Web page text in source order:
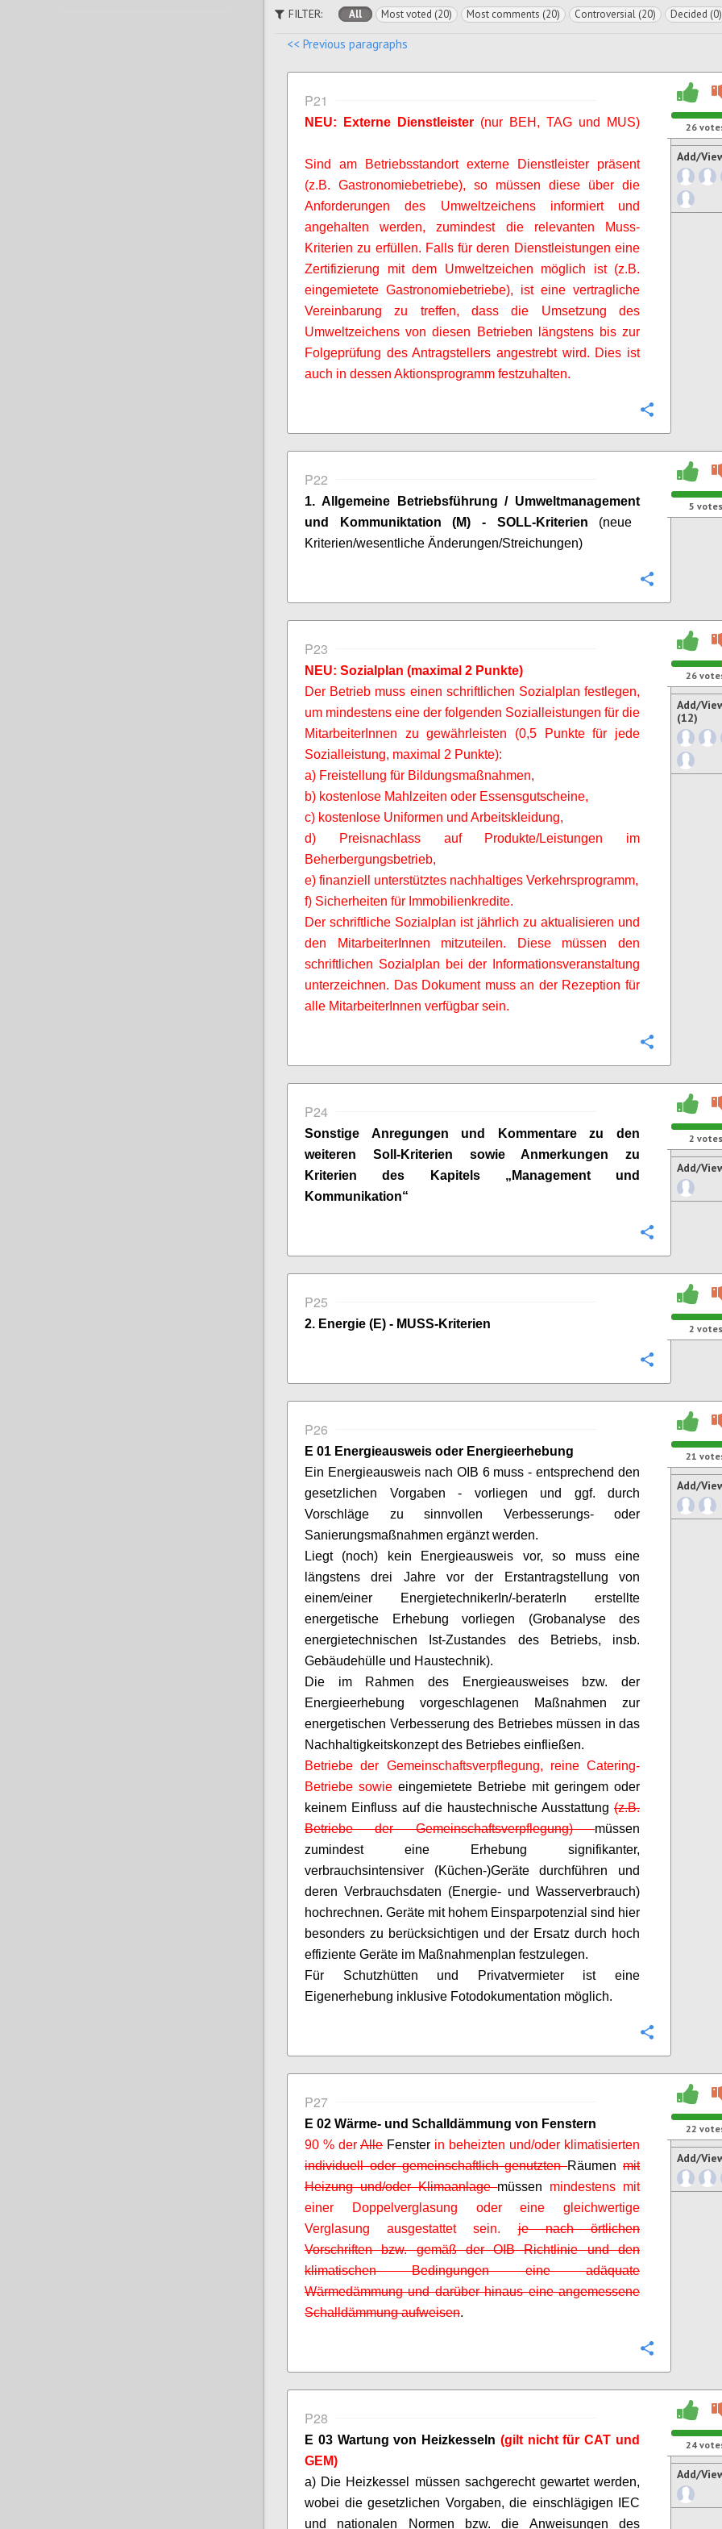
FILTER: All Most voted (20) Most comments (20) Controversial (20) Decided (0)
<< Previous paragraphs
P21
NEU: Externe Dienstleister (nur BEH, TAG und MUS)
Sind am Betriebsstandort externe Dienstleister präsent
(z.B. Gastronomiebetriebe), so müssen diese über die
Anforderungen des Umweltzeichens informiert und
angehalten werden, zumindest die relevanten Muss-
Kriterien zu erfüllen. Falls für deren Dienstleistungen eine
Zertifizierung mit dem Umweltzeichen möglich ist (z.B.
eingemietete Gastronomiebetriebe), ist eine vertragliche
Vereinbarung zu treffen, dass die Umsetzung des
Umweltzeichens von diesen Betrieben längstens bis zur
Folgeprüfung des Antragstellers angestrebt wird. Dies ist
auch in dessen Aktionsprogramm festzuhalten.
26
Add/
P22
1. Allgemeine Betriebsführung / Umweltmanagement
und
Kommuniktation (M) - SOLL-Kriterien (neue
Kriterien/wesentliche Änderungen/Streichungen)
5 votes
P23
NEU: Sozialplan (maximal 2 Punkte)
Der Betrieb muss einen schriftlichen Sozialplan festlegen,
um mindestens eine der folgenden Sozialleistungen für die
MitarbeiterInnen zu gewährleisten (0,5 Punkte für jede
Sozialleistung, maximal 2 Punkte):
a) Freistellung für Bildungsmaßnahmen,
b) kostenlose Mahlzeiten oder Essensgutscheine,
c) kostenlose Uniformen und Arbeitskleidung,
d) Preisnachlass auf Produkte/Leistungen im
Beherbergungsbetrieb,
e) finanziell unterstütztes nachhaltiges Verkehrsprogramm,
f) Sicherheiten für Immobilienkredite.
Der schriftliche Sozialplan ist jährlich zu aktualisieren und
den
MitarbeiterInnen mitzuteilen. Diese müssen den
schriftlichen Sozialplan bei der Informationsveranstaltung
unterzeichnen. Das Dokument muss an der Rezeption für
alle MitarbeiterInnen verfügbar sein.
26
Add/
(12)
P24
Sonstige Anregungen und Kommentare zu den
weiteren Soll-Kriterien sowie Anmerkungen zu
Kriterien des Kapitels „Management und
Kommunikation“
2 votes
Add/
P25
2. Energie (E) - MUSS-Kriterien 2 votes
P26
E 01 Energieausweis oder Energieerhebung
Ein Energieausweis nach OIB 6 muss - entsprechend den
gesetzlichen Vorgaben - vorliegen und ggf. durch
Vorschläge zu sinnvollen Verbesserungs- oder
Sanierungsmaßnahmen ergänzt werden.
Liegt (noch) kein Energieausweis vor, so muss eine
längstens drei Jahre vor der Erstantragstellung von
einem/einer
EnergietechnikerIn/-beraterIn erstellte
energetische Erhebung vorliegen (Grobanalyse des
energietechnischen Ist-Zustandes des Betriebs, insb.
Gebäudehülle und Haustechnik).
Die im Rahmen des Energieausweises bzw. der
Energieerhebung vorgeschlagenen Maßnahmen zur
energetischen Verbesserung des Betriebes müssen in das
Nachhaltigkeitskonzept des Betriebes einfließen.
Betriebe der Gemeinschaftsverpflegung, reine Catering-
Betriebe sowie eingemietete Betriebe mit geringem oder
keinem Einfluss auf die haustechnische Ausstattung (z.B.
Betriebe der Gemeinschaftsverpflegung)müssen
zumindest eine Erhebung signifikanter,
verbrauchsintensiver (Küchen-)Geräte durchführen und
deren Verbrauchsdaten (Energie- und Wasserverbrauch)
hochrechnen. Geräte mit hohem Einsparpotenzial sind hier
besonders zu berücksichtigen und der Ersatz durch hoch
effiziente Geräte im Maßnahmenplan festzulegen.
Für Schutzhütten und Privatvermieter ist eine
Eigenerhebung inklusive Fotodokumentation möglich.
21
Add/
P27
E 02 Wärme- und Schalldämmung von Fenstern
90 % der Alle Fenster in beheizten und/oder klimatisierten
individuell oder gemeinschaftlich genutztenRäumenmit
Heizung und/oder Klimaanlagemüssen mindestens mit
einer Doppelverglasung oder eine gleichwertige
Verglasung ausgestattet sein.je nach örtlichen
Vorschriften bzw. gemäß der OIB Richtlinie und den
klimatischen Bedingungen eine adäquate
Wärmedämmung und darüber hinaus eine angemessene
Schalldämmung aufweisen.
22
Add/
P28
E 03 Wartung von Heizkesseln (gilt nicht für CAT und
GEM)
a) Die Heizkessel müssen sachgerecht gewartet werden,
wobei die gesetzlichen Vorgaben, die einschlägigen IEC
und nationalen Normen bzw. die Anweisungen des
24
Add/